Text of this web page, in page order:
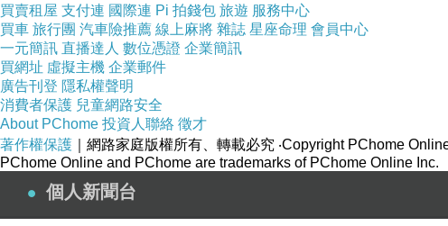
買賣租屋 支付連 國際連 Pi 拍錢包 旅遊 服務中心
買車 旅行團 汽車險推薦 線上麻將 雜誌 星座命理 會員中心
一元簡訊 直播達人 數位憑證 企業簡訊
買網址 虛擬主機 企業郵件
廣告刊登 隱私權聲明
消費者保護 兒童網路安全
About PChome 投資人聯絡 徵才
著作權保護 ｜網路家庭版權所有、轉載必究 ‧Copyright PChome
PChome Online and PChome are trademarks of PChome Online Inc.
個人新聞台